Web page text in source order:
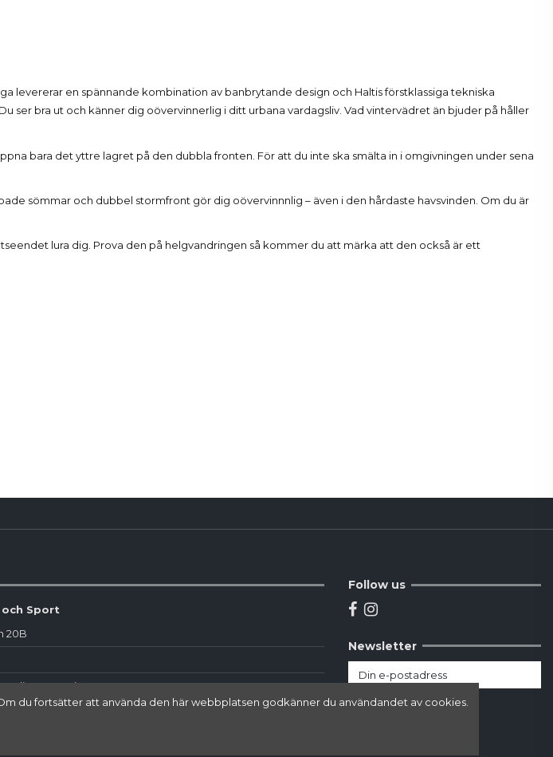
levererar en spännande kombination av banbrytande design och Haltis förstklassiga tekniska
bra ut och känner dig oövervinnerlig i ditt urbana vardagsliv. Vad vintervädret än bjuder på håller
bara det yttre lagret på den dubbla fronten. För att du inte ska smälta in i omgivningen under sena
sömmar och dubbel stormfront gör dig oövervinnnlig – även i den hårdaste havsvinden. Om du är
lura dig. Prova den på helgvandringen så kommer du att märka att den också är ett
och Sport
20B
Follow us
Newsletter
du fortsätter att använda den här webbplatsen godkänner du användandet av cookies.